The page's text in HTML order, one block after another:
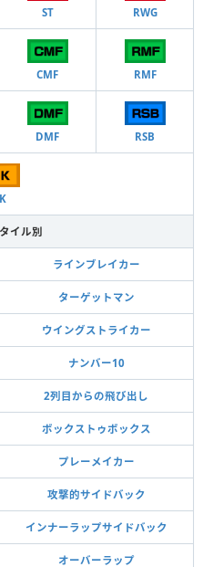
ST RWG
CMF RMF
DMF RSB
イル別
ラインブレイカー
ターゲットマン
ウイングストライカー
ナンバー10
2列目からの飛び出し
ボックストゥボックス
プレーメイカー
攻撃的サイドバック
インナーラップサイドバック
オーバーラップ